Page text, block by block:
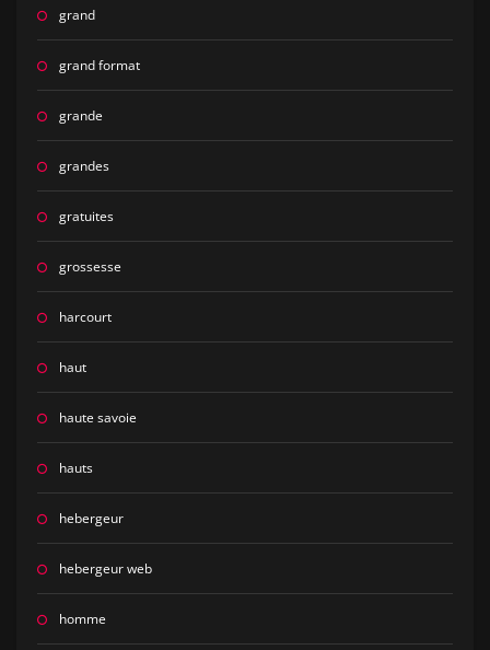
grand
grand format
grande
grandes
gratuites
grossesse
harcourt
haut
haute savoie
hauts
hebergeur
hebergeur web
homme